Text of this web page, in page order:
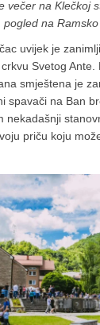
večer na Klečkoj
pogled na
uvijek je
Svetog Ante.
smještena je
spavači na Ban
nekadašnji
priču koju